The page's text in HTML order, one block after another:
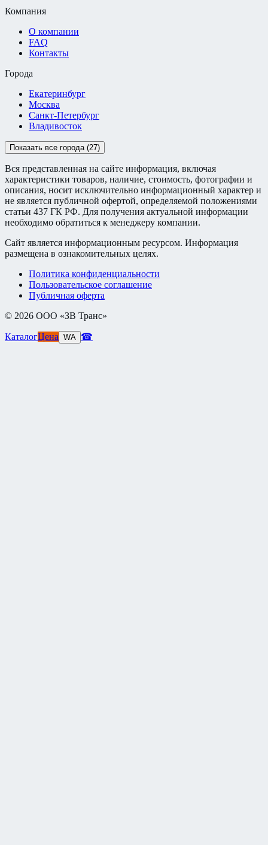
Компания
О компании
FAQ
Контакты
Города
Екатеринбург
Москва
Санкт-Петербург
Владивосток
Показать все города (27)
Вся представленная на сайте информация, включая
характеристики товаров, наличие, стоимость, фотографии и
описания, носит исключительно информационный характер и
не является публичной офертой, определяемой положениями
статьи 437 ГК РФ. Для получения актуальной информации
необходимо обратиться к менеджеру компании.
Сайт является информационным ресурсом. Информация
размещена в ознакомительных целях.
Политика конфиденциальности
Пользовательское соглашение
Публичная оферта
© 2026 ООО «ЗВ Транс»
КаталогЦена WA ☎